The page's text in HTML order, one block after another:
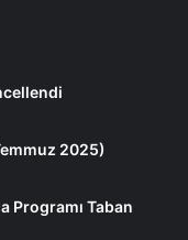
2025)
Programı Taban